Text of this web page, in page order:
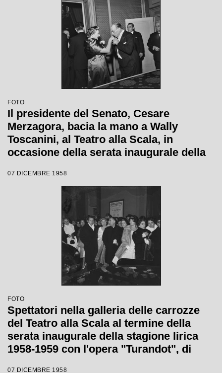
FOTO
Il presidente del Senato, Cesare
Merzagora, bacia la mano a Wally
Toscanini, al Teatro alla Scala, in
occasione della serata inaugurale della
"Turandot" di Giacomo Puccini, diretta
da Antonino Votto con la regia di
Margherita Walmann
07 DICEMBRE 1958
FOTO
Spettatori nella galleria delle carrozze
del Teatro alla Scala al termine della
serata inaugurale della stagione lirica
1958-1959 con l'opera "Turandot", di
07 DICEMBRE 1958